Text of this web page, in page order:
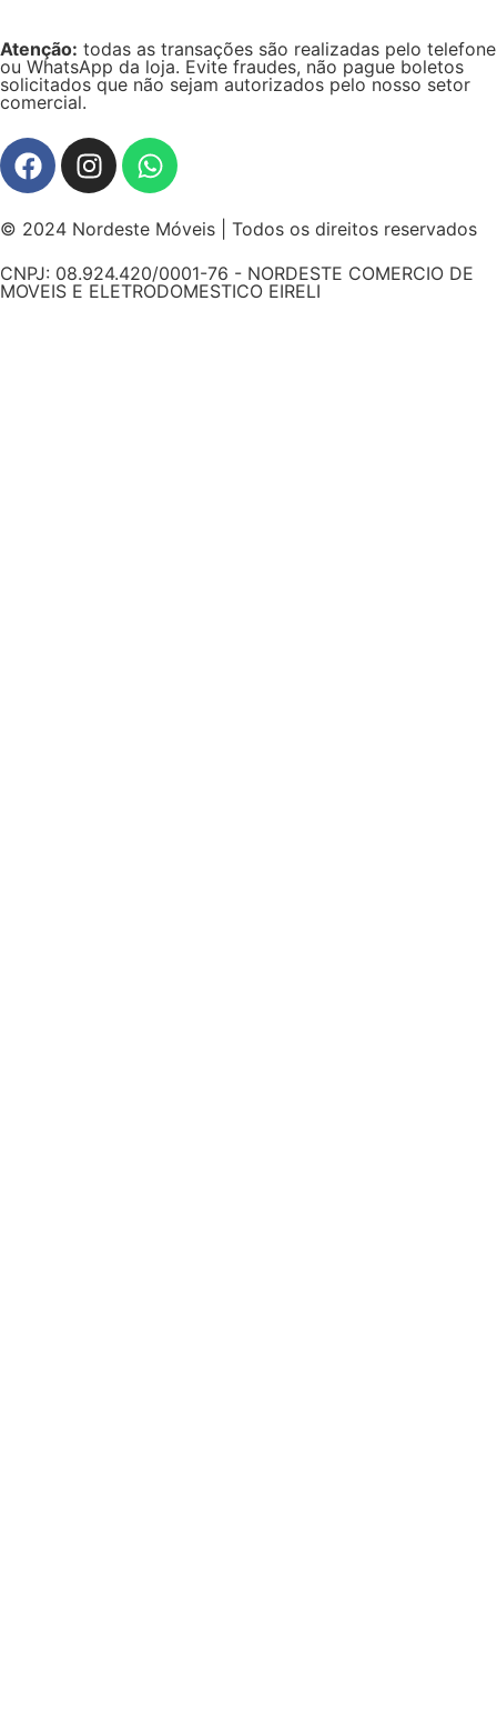
Atenção: todas as transações são realizadas pelo telefone
ou WhatsApp da loja. Evite fraudes, não pague boletos
solicitados que não sejam autorizados pelo nosso setor
comercial.
© 2024 Nordeste Móveis | Todos os direitos reservados
CNPJ: 08.924.420/0001-76 - NORDESTE COMERCIO DE
MOVEIS E ELETRODOMESTICO EIRELI